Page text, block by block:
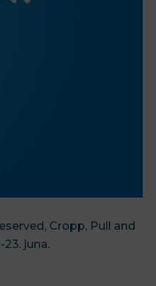
Cropp, Pull and
juna.